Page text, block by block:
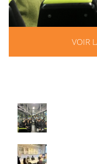
VOIR